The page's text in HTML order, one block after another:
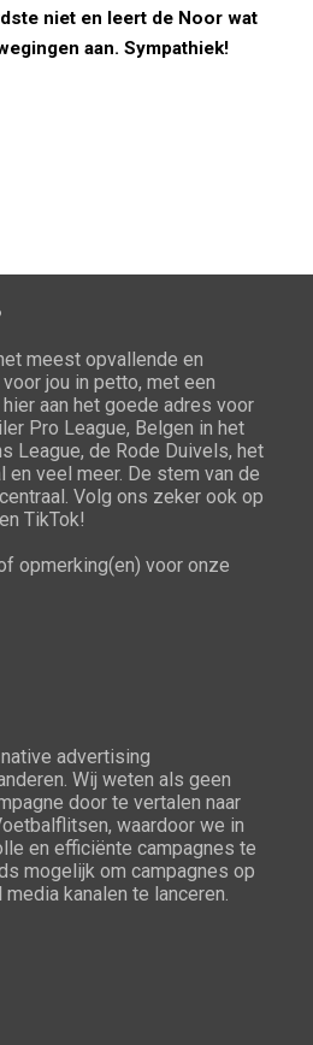
niet en leert de Noor wat
aan. Sympathiek!
meest opvallende en
jou in petto, met een
aan het goede adres voor
Pro League, Belgen in het
League, de Rode Duivels, het
en veel meer. De stem van de
Volg ons zeker ook op
TikTok!
opmerking(en) voor onze
advertising
Wij weten als geen
door te vertalen naar
waardoor we in
en efficiënte campagnes te
mogelijk om campagnes op
kanalen te lanceren.